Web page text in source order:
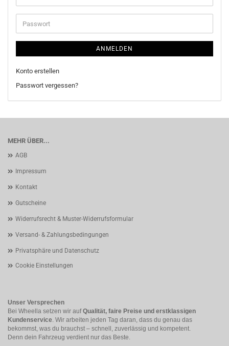
Mail-
Adresse
Passwort
ANMELDEN
Konto erstellen
Passwort vergessen?
MEHR ÜBER...
AGB
Impressum
Kontakt
Gutscheine
Widerrufsrecht & Muster-Widerrufsformular
Versand- & Zahlungsbedingungen
Privatsphäre und Datenschutz
Cookie Einstellungen
Unser Versprechen
Bei Wheella setzen wir aufQualität, faire Preise und erstklassigen
Kundenservice. Wir arbeiten jeden Tag daran, dass du genau das
bekommst, was du brauchst – schnell, zuverlässig und kompetent.
Denn dein Fahrzeug verdient nur das Beste.